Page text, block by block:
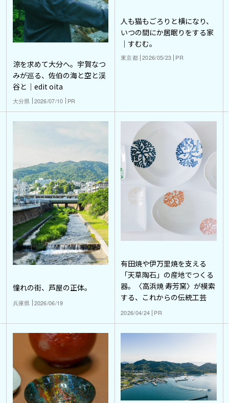
涼を求めて大分へ。宇賀なつ
みが巡る、佐伯の海と空と渓
谷と｜edit oita
大分県 2026/07/10 PR
人も猫もごろりと横になり、
いつの間にか居眠りをする家
｜すむむ。
東京都 2026/05/23 PR
憧れの街、芦屋の正体。
兵庫県 2026/06/19
有田焼や伊万里焼を支える
「天草陶石」の産地でつくる
器。〈高浜焼 寿芳窯〉が模索
する、これからの伝統工芸
2026/04/24 PR